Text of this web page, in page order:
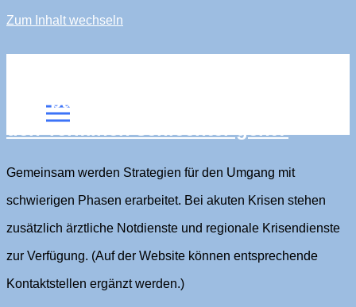
Zum Inhalt wechseln
Was passiert, wenn es mir zwischen
den Terminen schlechter geht?
Gemeinsam werden Strategien für den Umgang mit
schwierigen Phasen erarbeitet. Bei akuten Krisen stehen
zusätzlich ärztliche Notdienste und regionale Krisendienste
zur Verfügung. (Auf der Website können entsprechende
Kontaktstellen ergänzt werden.)